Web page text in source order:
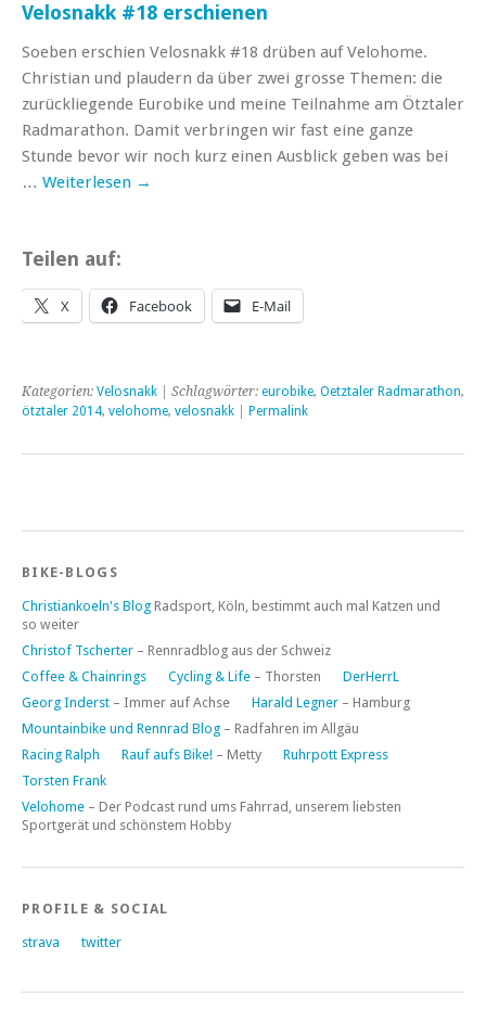
Velosnakk #18 erschienen
Soeben erschien Velosnakk #18 drüben auf Velohome.
Christian und plaudern da über zwei grosse Themen: die
zurückliegende Eurobike und meine Teilnahme am Ötztaler
Radmarathon. Damit verbringen wir fast eine ganze
Stunde bevor wir noch kurz einen Ausblick geben was bei
… Weiterlesen →
Teilen auf:
X Facebook E-Mail
Kategorien: Velosnakk | Schlagwörter: eurobike, Oetztaler Radmarathon,
ötztaler 2014, velohome, velosnakk Permalink
BIKE-BLOGS
Christiankoeln's Blog Radsport, Köln, bestimmt auch mal Katzen und
so weiter
Christof Tscherter – Rennradblog aus der Schweiz
Coffee & Chainrings
Cycling & Life – Thorsten
DerHerrL
Georg Inderst – Immer auf Achse Harald Legner – Hamburg
Mountainbike und Rennrad Blog – Radfahren im Allgäu
Racing Ralph
Rauf aufs Bike! – Metty
Ruhrpott Express
Torsten Frank
Velohome – Der Podcast rund ums Fahrrad, unserem liebsten
Sportgerät und schönstem Hobby
PROFILE & SOCIAL
strava twitter